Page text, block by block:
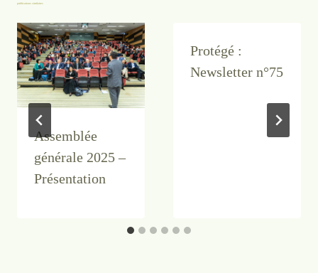
publications similaires
Assemblée
générale 2025 –
Présentation
Protégé :
Newsletter n°75